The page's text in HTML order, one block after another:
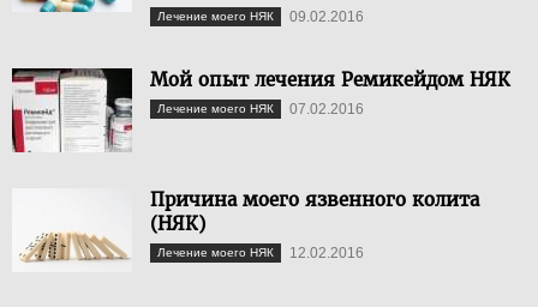
Лечение моего НЯК 09.02.2016
Мой опыт лечения Ремикейдом НЯК
Лечение моего НЯК 07.02.2016
Причина моего язвенного колита
(НЯК)
Лечение моего НЯК 12.02.2016